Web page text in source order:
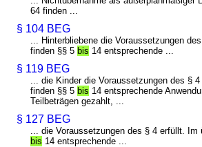
64 finden ...
§ 104 BEG
... Hinterbliebene die Voraussetzungen
finden §§ 5bis 14 entsprechende ...
§ 119 BEG
... die Kinder die Voraussetzungen des §
finden §§ 5bis 14 entsprechende
Teilbeträgen gezahlt, ...
§ 127 BEG
... die Voraussetzungen des § 4 erfüllt.
bis 14 entsprechende ...